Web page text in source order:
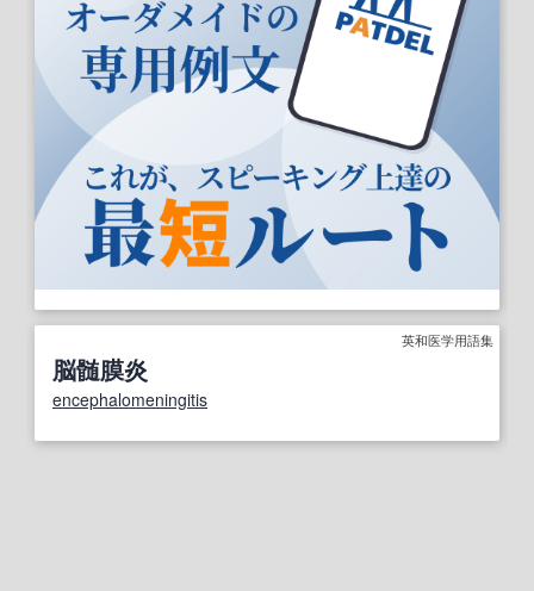
英和医学用語集
脳髄膜炎
encephalomeningitis